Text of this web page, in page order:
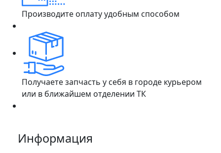
Производите оплату удобным способом
Получаете запчасть у себя в городе курьером
или в ближайшем отделении ТК
Информация